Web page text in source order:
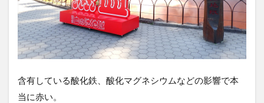
含有している酸化鉄、酸化マグネシウムなどの影響で本
当に赤い。